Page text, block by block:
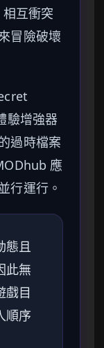
互衝突
冒險破壞
驗增強器
過時檔案
應
行運行。
態且
此無
戲目
順序